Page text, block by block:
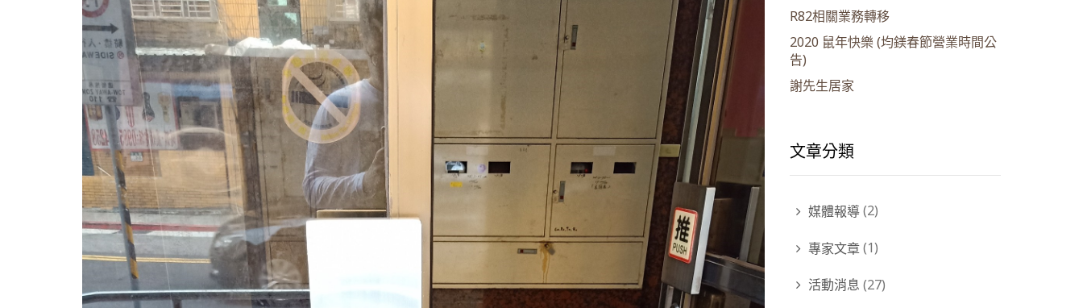
R82相關業務轉移
2020 鼠年快樂 (均鎂春節營業時間公
告)
謝先生居家
文章分類
媒體報導(2)
專家文章(1)
活動消息 (27)